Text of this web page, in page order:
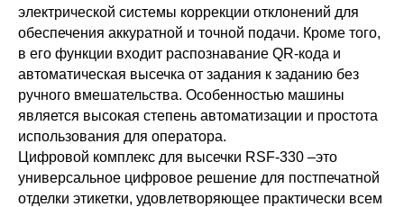
электрической системы коррекции отклонений для
обеспечения аккуратной и точной подачи. Кроме того,
в его функции входит распознавание QR-кода и
автоматическая высечка от задания к заданию без
ручного вмешательства. Особенностью машины
является высокая степень автоматизации и простота
использования для оператора.
Цифровой комплекс для высечки RSF-330 –это
универсальное цифровое решение для постпечатной
отделки этикетки, удовлетворяющее практически всем